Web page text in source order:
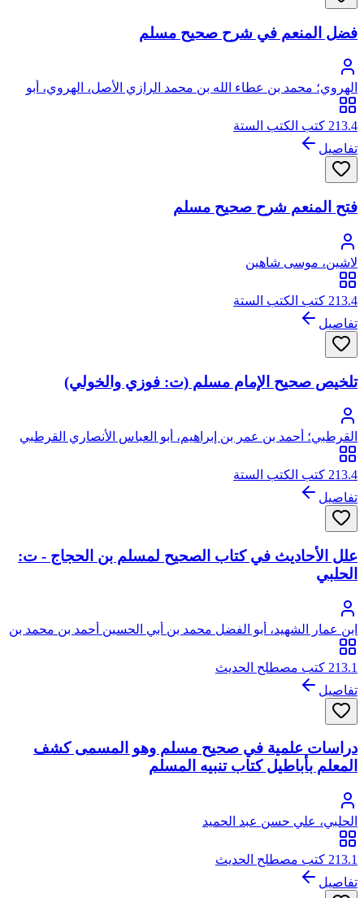
فضل المنعم في شرح صحيح مسلم
الهروي؛ محمد بن عطاء الله بن محمد الرازي الأصل، الهروي، أبو
عبد الله، شمس الدين
213.4 كتب الكتب الستة
تفاصيل
فتح المنعم شرح صحيح مسلم
لاشين، موسى شاهين
213.4 كتب الكتب الستة
تفاصيل
تلخيص صحيح الإمام مسلم (ت: فوزي والخولي)
القرطبي؛ أحمد بن عمر بن إبراهيم، أبو العباس الأنصاري القرطبي
213.4 كتب الكتب الستة
تفاصيل
علل الأحاديث في كتاب الصحيح لمسلم بن الحجاج - ت:
الحلبي
ابن عمار الشهيد، أبو الفضل محمد بن أبي الحسين أحمد بن محمد بن
عمار الهروي
213.1 كتب مصطلح الحديث
تفاصيل
دراسات علمية في صحيح مسلم وهو المسمى كشف
المعلم بأباطيل كتاب تنبيه المسلم
الحلبي، علي حسن عبد الحميد
213.1 كتب مصطلح الحديث
تفاصيل